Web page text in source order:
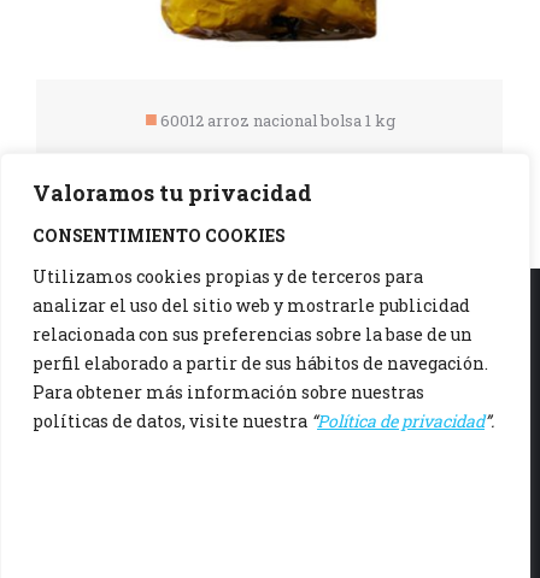
Valoramos tu privacidad
CONSENTIMIENTO COOKIES
Utilizamos cookies propias y de terceros para
analizar el uso del sitio web y mostrarle publicidad
relacionada con sus preferencias sobre la base de un
perfil elaborado a partir de sus hábitos de navegación.
Para obtener más información sobre nuestras
políticas de datos, visite nuestra “Política de privacidad”.
60012 arroz nacional bolsa 1 kg
942 37 15 06
Polígono Otero C/ Otero Nave 3, 39608 Igollo, Cantabria
De Lunes a Viernes, de 8:00 a 12:00h y de 16:00 a 20:00h